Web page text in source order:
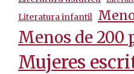
Literatura infantil
Menos de 200
Mujeres